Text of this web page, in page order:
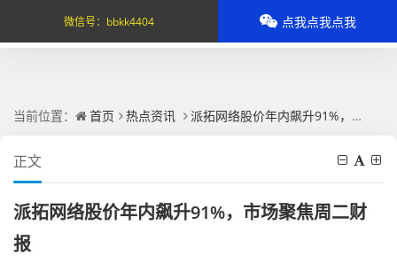
当前位置： 首页 热点资讯 派拓网络股价年内飙升91%，市场聚焦周二财报
正文
派拓网络股价年内飙升91%，市场聚焦周二财
报
微信号： bbkk4404 点我点我点我